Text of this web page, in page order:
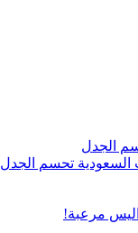
السعودية تحسم الجدل
مرعبة!